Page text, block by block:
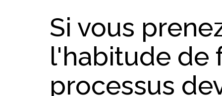
Si vous
l'habitude de
processus